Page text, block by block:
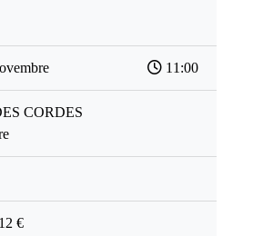
11:00
CORDES
€